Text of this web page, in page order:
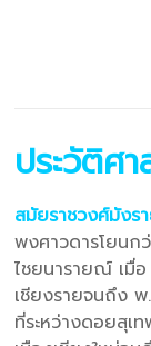
ประวัติศ
สมัยราชวงศ์มังร
พงศาวดารโยน
ไชยนารายณ์ เมื่
เชียงรายจนถึง พ
ที่ระหว่างดอยสุเ